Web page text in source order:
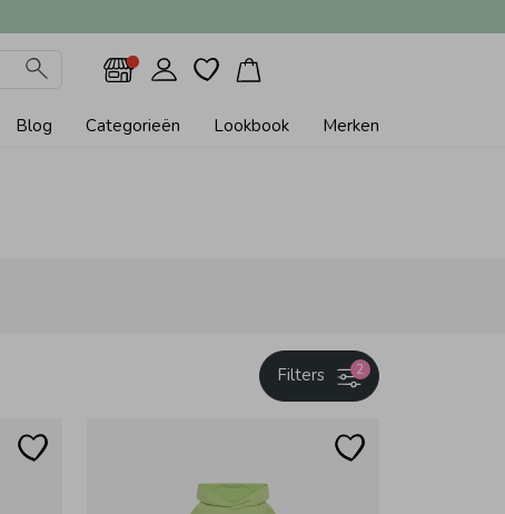
Blog Categorieën Lookbook Merken
2
Filters